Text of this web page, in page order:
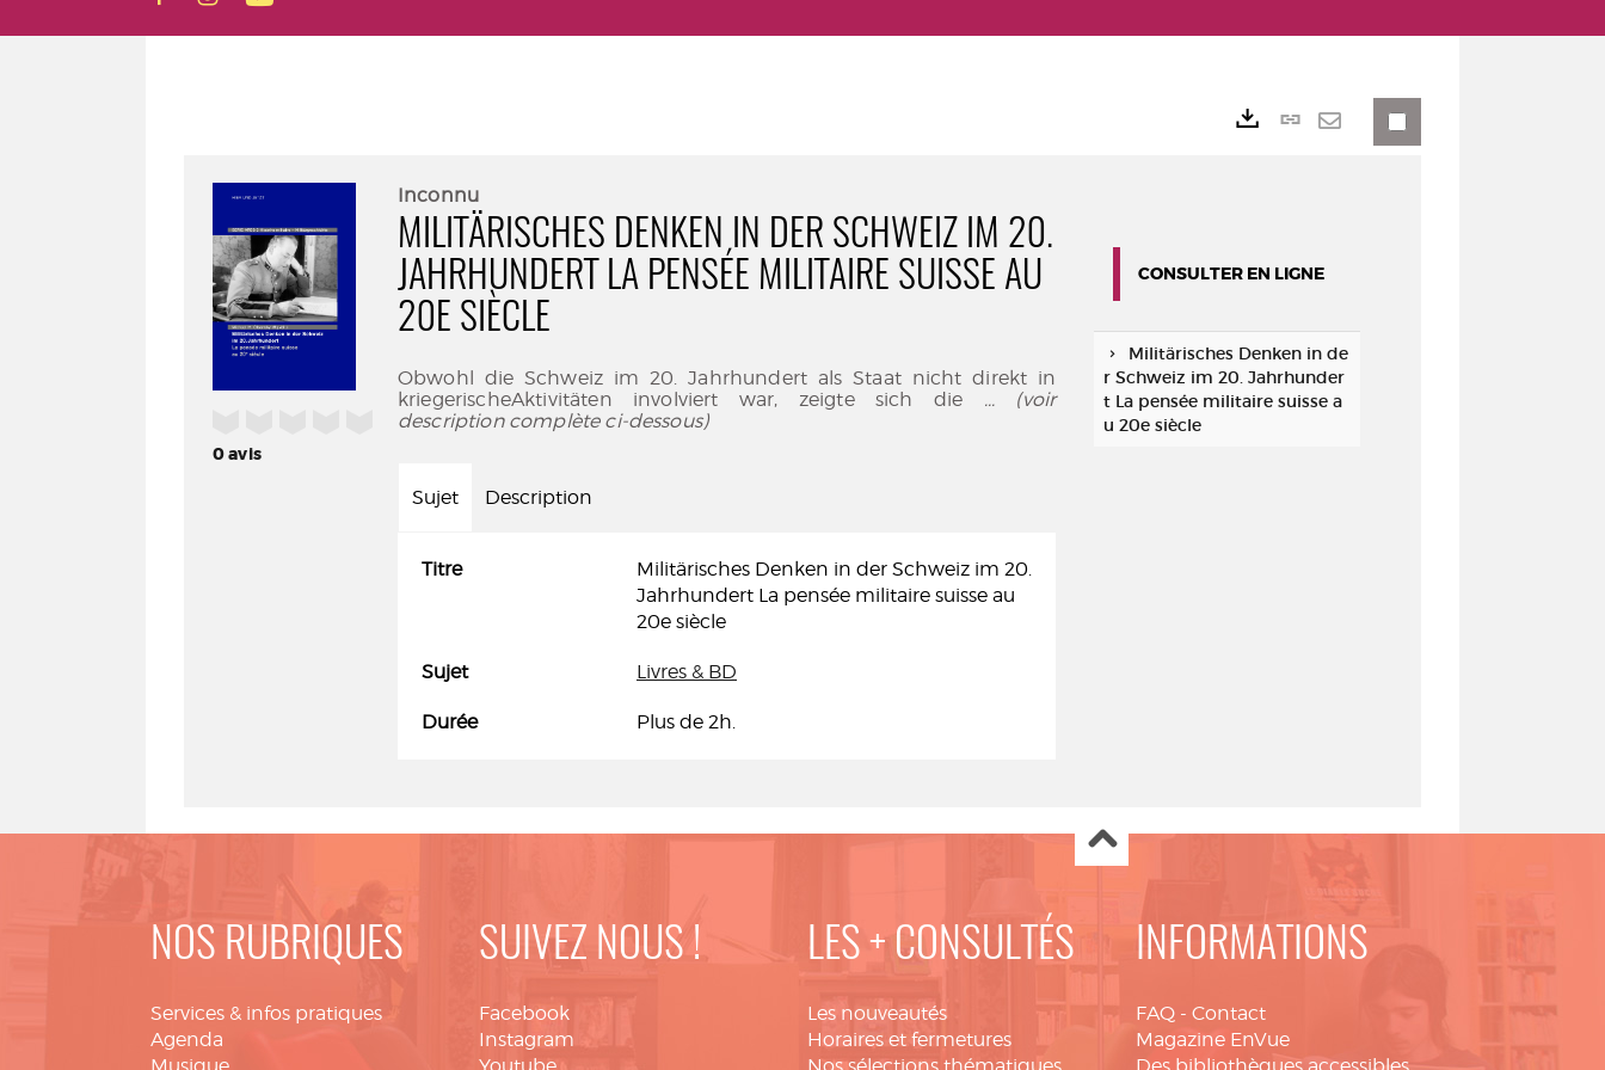
0avis
Inconnu
MILITÄRISCHES DENKEN IN DER SCHWEIZ IM 20.
JAHRHUNDERT LA PENSÉE MILITAIRE SUISSE AU
20E SIÈCLE
Obwohl die Schweiz im 20. Jahrhundert als Staat nicht direkt in
kriegerischeAktivitäten involviert war, zeigte sich die ... (voir
description complète ci-dessous)
Sujet Description
Titre
Militärisches Denken in der Schweiz im 20.
Jahrhundert La pensée militaire suisse au
20e siècle
Sujet Livres & BD
Durée Plus de 2h.
Lien
CONSULTER EN LIGNE
Militärisches Denken in de
r Schweiz im 20. Jahrhunder
t La pensée militaire suisse a
u 20e siècle
NOS RUBRIQUES
Services & infos pratiques
Agenda
SUIVEZ NOUS !
Facebook
Instagram
LES + CONSULTÉS
Les nouveautés
Horaires et fermetures
INFORMATIONS
FAQ - Contact
Magazine EnVue